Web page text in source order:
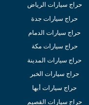
حراج سيارات الرياض
حراج سيارات جدة
حراج سيارات الدمام
حراج سيارات مكة
حراج سيارات المدينة
حراج سيارات الخبر
حراج سيارات أبها
حراج سيارات القصيم